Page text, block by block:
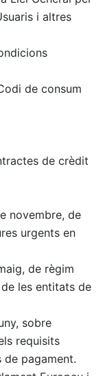
i altres
de consum
de crèdit
novembre, de
urgents en
de règim
les entitats de
sobre
requisits
de pagament.